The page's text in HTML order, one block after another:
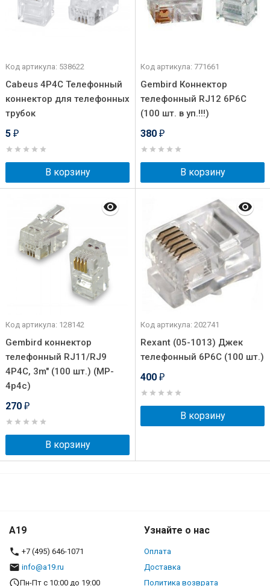
Код артикула: 538622
Cabeus 4P4C Телефонный
коннектор для телефонных
трубок
5 ₽
В корзину
Код артикула: 771661
Gembird Коннектор
телефонный RJ12 6P6C
(100 шт. в уп.!!!)
380 ₽
В корзину
Код артикула: 128142
Gembird коннектор
телефонный RJ11/RJ9
4P4C, 3m" (100 шт.) (MP-
4p4c)
270 ₽
В корзину
Код артикула: 202741
Rexant (05-1013) Джек
телефонный 6P6C (100 шт.)
400 ₽
В корзину
A19
+7 (495) 646-1071
info@a19.ru
Пн-Пт с 10:00 до 19:00
Узнайте о нас
Оплата
Доставка
Политика возврата